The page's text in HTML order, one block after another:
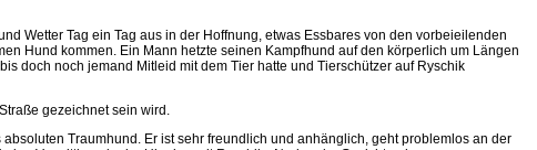
Wetter Tag ein Tag aus in der Hoffnung, etwas Essbares von den vorbeieilenden
Hund kommen. Ein Mann hetzte seinen Kampfhund auf den körperlich um Längen
doch noch jemand Mitleid mit dem Tier hatte und Tierschützer auf Ryschik
gezeichnet sein wird.
Traumhund. Er ist sehr freundlich und anhänglich, geht problemlos an der